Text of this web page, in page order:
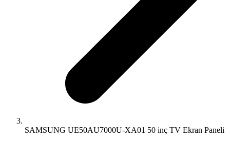
SAMSUNG UE50AU7000U-XA01 50 inç TV Ekran Paneli